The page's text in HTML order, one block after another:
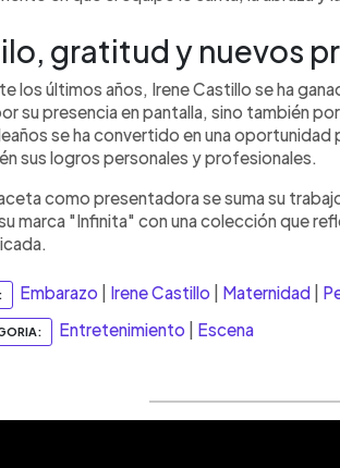
gratitud y nuevos
los últimos años, Irene Castillo se ha
su presencia en pantalla, sino también
se ha convertido en una oportunidad
sus logros personales y profesionales.
como presentadora se suma su
marca "Infinita" con una colección que
Embarazo Irene Castillo Maternidad
Entretenimiento Escena